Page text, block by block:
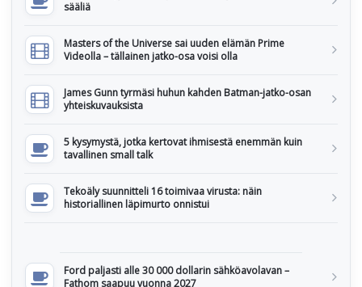
sääliä
Masters of the Universe sai uuden elämän Prime
Videolla – tällainen jatko-osa voisi olla
James Gunn tyrmäsi huhun kahden Batman-jatko-osan
yhteiskuvauksista
5 kysymystä, jotka kertovat ihmisestä enemmän kuin
tavallinen small talk
Tekoäly suunnitteli 16 toimivaa virusta: näin
historiallinen läpimurto onnistui
Ford paljasti alle 30 000 dollarin sähköavolavan –
Fathom saapuu vuonna 2027